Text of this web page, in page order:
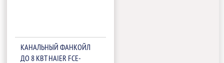
КАНАЛЬНЫЙ ФАНКОЙЛ
ДО 8 КВТ HAIER FCE-